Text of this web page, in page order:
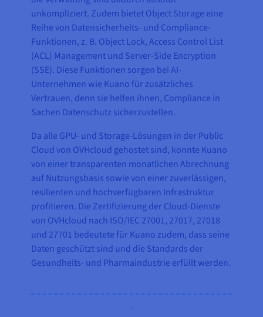
unkompliziert. Zudem bietet Object Storage eine
Reihe von Datensicherheits- und Compliance-
Funktionen, z. B. Object Lock, Access Control List
(ACL) Management und Server-Side Encryption
(SSE). Diese Funktionen sorgen bei AI-
Unternehmen wie Kuano für zusätzliches
Vertrauen, denn sie helfen ihnen, Compliance in
Sachen Datenschutz sicherzustellen.
Da alle GPU- und Storage-Lösungen in der Public
Cloud von OVHcloud gehostet sind, konnte Kuano
von einer transparenten monatlichen Abrechnung
auf Nutzungsbasis sowie von einer zuverlässigen,
resilienten und hochverfügbaren Infrastruktur
profitieren. Die Zertifizierung der Cloud-Dienste
von OVHcloud nach ISO/IEC 27001, 27017, 27018
und 27701 bedeutete für Kuano zudem, dass seine
Daten geschützt sind und die Standards der
Gesundheits- und Pharmaindustrie erfüllt werden.